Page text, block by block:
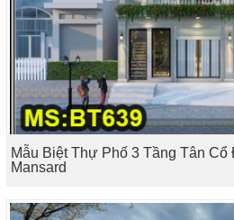
Mẫu Biệt Thự Phố 3 Tầng Tân Cổ
Mansard